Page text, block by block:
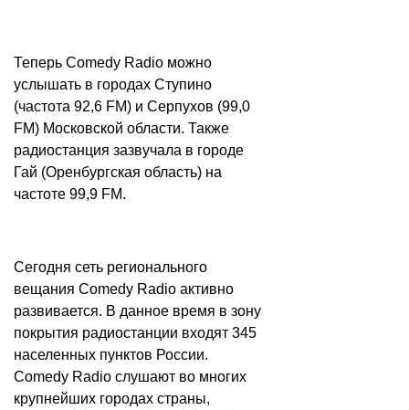
Теперь Comedy Radio можно
услышать в городах Ступино
(частота 92,6 FM) и Серпухов (99,0
FM) Московской области. Также
радиостанция зазвучала в городе
Гай (Оренбургская область) на
частоте 99,9 FM.
Сегодня сеть регионального
вещания Comedy Radio активно
развивается. В данное время в зону
покрытия радиостанции входят 345
населенных пунктов России.
Comedy Radio слушают во многих
крупнейших городах страны,